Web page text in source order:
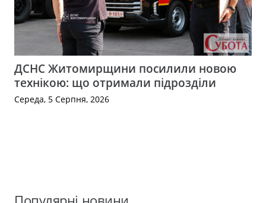
ДСНС Житомирщини посилили новою
технікою: що отримали підрозділи
Середа, 5 Серпня, 2026